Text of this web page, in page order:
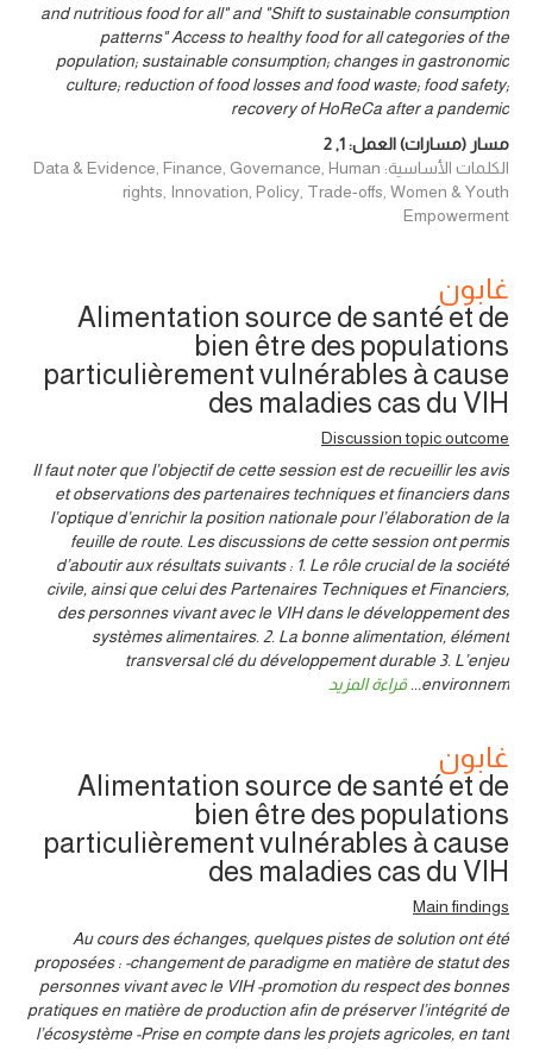
and nutritious food for all" and "Shift to sustainable consumption
patterns" Access to healthy food for all categories of the
population; sustainable consumption; changes in gastronomic
culture; reduction of food losses and food waste; food safety;
recovery of HoReCa after a pandemic
مسار (مسارات) العمل:1
,
2
الكلمات الأساسية: Data & Evidence, Finance, Governance, Human
rights, Innovation, Policy, Trade-offs, Women & Youth
Empowerment
غابون
Alimentation source de santé et de
bien être des populations
particulièrement vulnérables à cause
des maladies cas du VIH
Discussion topic outcome
Il faut noter que l’objectif de cette session est de recueillir les avis
et observations des partenaires techniques et financiers dans
l’optique d’enrichir la position nationale pour l’élaboration de la
feuille de route. Les discussions de cette session ont permis
d’aboutir aux résultats suivants : 1. Le rôle crucial de la société
civile, ainsi que celui des Partenaires Techniques et Financiers,
des personnes vivant avec le VIH dans le développement des
systèmes alimentaires. 2. La bonne alimentation, élément
transversal clé du développement durable 3. L’enjeu
environnem
... قراءة المزيد
غابون
Alimentation source de santé et de
bien être des populations
particulièrement vulnérables à cause
des maladies cas du VIH
Main findings
Au cours des échanges, quelques pistes de solution ont été
proposées : -changement de paradigme en matière de statut des
personnes vivant avec le VIH -promotion du respect des bonnes
pratiques en matière de production afin de préserver l’intégrité de
l’écosystème -Prise en compte dans les projets agricoles, en tant